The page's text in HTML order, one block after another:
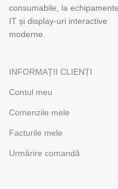
consumabile, la echipamente
IT și display-uri interactive
moderne.
INFORMAȚII CLIENȚI
Contul meu
Comenzile mele
Facturile mele
Urmărire comandă